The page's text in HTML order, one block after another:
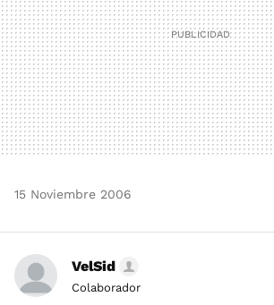
15 Noviembre 2006
VelSid
Colaborador